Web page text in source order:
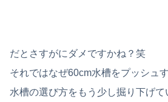
だとさすがにダメですかね？笑
それではなぜ60cm水槽をプッシュ
水槽の選び方をもう少し掘り下げて